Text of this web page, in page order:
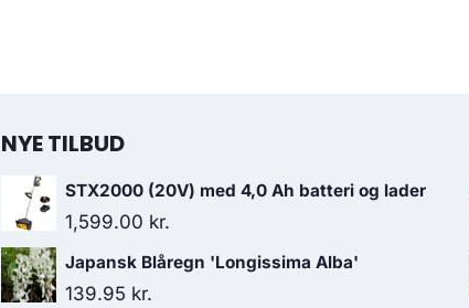
NYE TILBUD
STX2000 (20V) med 4,0 Ah batteri og lader
1,599.00 kr.
Japansk Blåregn 'Longissima Alba'
139.95 kr.